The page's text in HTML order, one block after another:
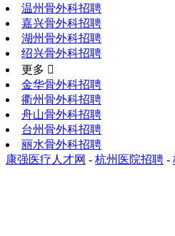
温州骨外科招聘
嘉兴骨外科招聘
湖州骨外科招聘
绍兴骨外科招聘
更多 
金华骨外科招聘
衢州骨外科招聘
舟山骨外科招聘
台州骨外科招聘
丽水骨外科招聘
康强医疗人才网 - 杭州医院招聘 -